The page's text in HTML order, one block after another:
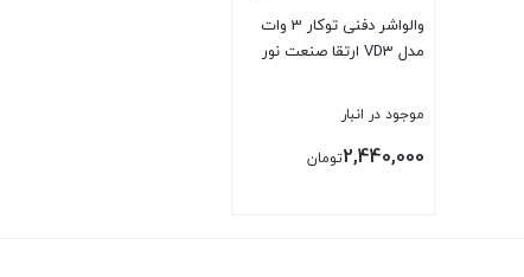
والواشر دفنی توکار 3 وات
مدل VD3 ارتقا صنعت نور
موجود در انبار
2,440,000تومان